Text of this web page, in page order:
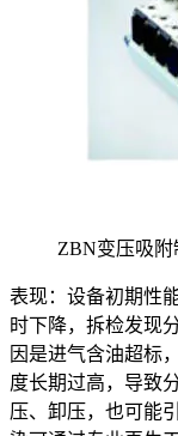
ZBN变压吸
表现：设备初期性
时下降，拆检发现
因是进气含油超标
度长期过高，导致
压、卸压，也可能